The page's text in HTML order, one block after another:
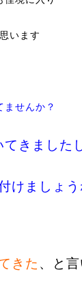
います
ませんか？
きました
けましょう
きた 、と